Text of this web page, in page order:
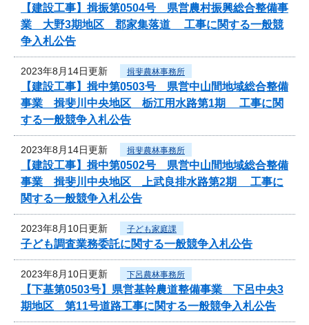
【建設工事】揖振第0504号 県営農村振興総合整備事
業 大野3期地区 郡家集落道 工事に関する一般競
争入札公告
2023年8月14日更新 揖斐農林事務所
【建設工事】揖中第0503号 県営中山間地域総合整備
事業 揖斐川中央地区 栃江用水路第1期 工事に関
する一般競争入札公告
2023年8月14日更新 揖斐農林事務所
【建設工事】揖中第0502号 県営中山間地域総合整備
事業 揖斐川中央地区 上武良排水路第2期 工事に
関する一般競争入札公告
2023年8月10日更新 子ども家庭課
子ども調査業務委託に関する一般競争入札公告
2023年8月10日更新 下呂農林事務所
【下基第0503号】県営基幹農道整備事業 下呂中央3
期地区 第11号道路工事に関する一般競争入札公告